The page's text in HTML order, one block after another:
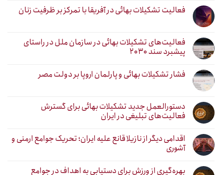
فعالیت تشکیلات بهائی در آفریقا با تمرکز بر ظرفیت زنان
فعالیت‌های تشکیلات بهائی در سازمان ملل در راستای
پیشبرد سند ۲۰۳۰
فشار تشکیلات بهائی و پارلمان اروپا بر دولت مصر
دستورالعمل جدید تشکیلات بهائی برای گسترش
فعالیت‌های تبلیغی در ایران
اقدامی دیگر از نازیلا قانع علیه ایران؛ تحریک جوامع ارمنی و
آشوری
بهره‌گیری از ورزش برای دستیابی به اهداف در جوامع